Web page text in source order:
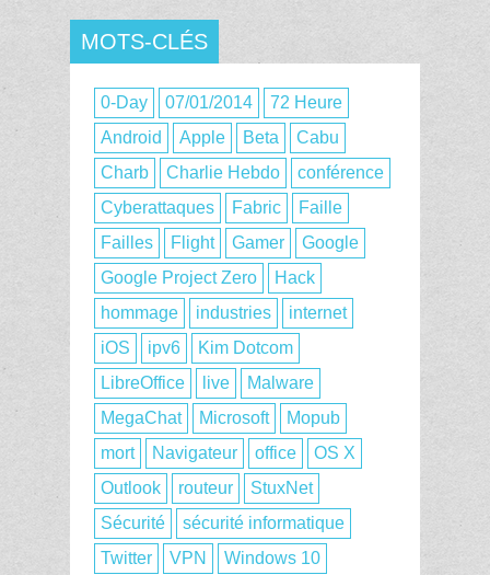
MOTS-CLÉS
0-Day 07/01/2014
72 Heure
Android
Apple Beta
Cabu
Charb
Charlie Hebdo
conférence
Cyberattaques
Fabric
Faille
Failles
Flight Gamer
Google
Google Project Zero
Hack
hommage
industries
internet
iOS
ipv6
Kim Dotcom
LibreOffice
live
Malware
MegaChat
Microsoft
Mopub
mort
Navigateur office
OS X
Outlook
routeur
StuxNet
Sécurité
sécurité informatique
Twitter
VPN
Windows 10